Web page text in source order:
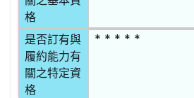
格
是否訂有與
履約能力有
關之特定資
格
* * * * *